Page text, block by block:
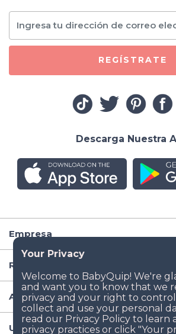
Empresa
Recursos
Artículos para Bebé
Ubicaciones Populares de Renta
REGÍSTRATE
Descarga Nuestra